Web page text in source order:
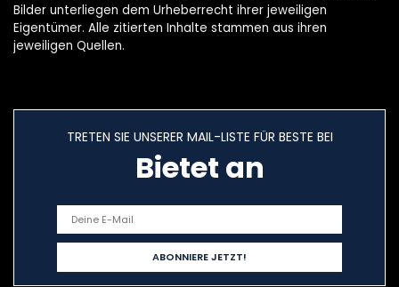
Bilder unterliegen dem Urheberrecht ihrer jeweiligen
Eigentümer. Alle zitierten Inhalte stammen aus ihren
jeweiligen Quellen.
TRETEN SIE UNSERER MAIL-LISTE FÜR BESTE BEI
Bietet an